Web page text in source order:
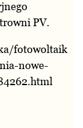
PV.
fotowoltaik
nowe-